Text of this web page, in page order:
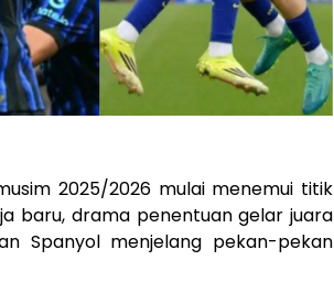
2025/2026 mulai menemui titik
baru, drama penentuan gelar juara
Spanyol menjelang pekan-pekan